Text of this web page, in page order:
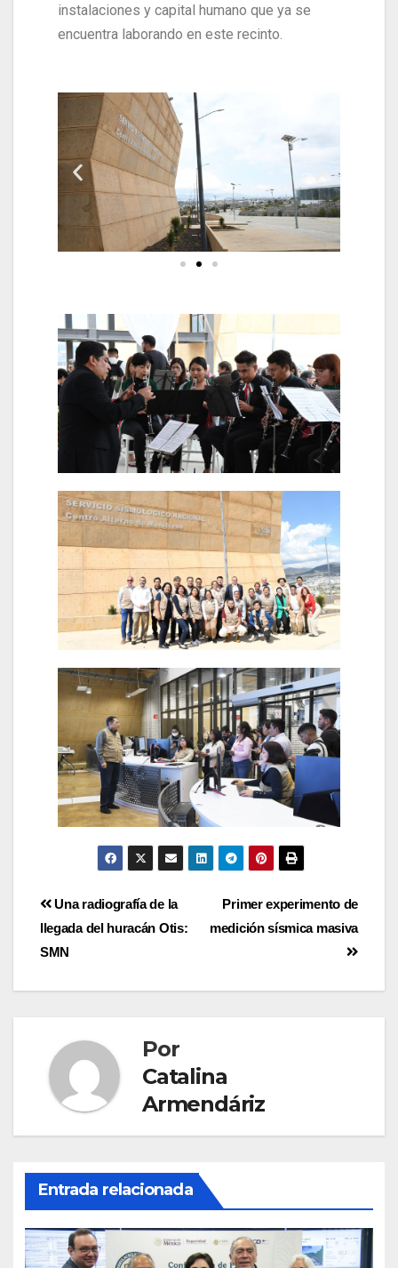
instalaciones y capital humano que ya se
encuentra laborando en este recinto.
Primer experimento de
medición sísmica masiva
Una radiografía de la
llegada del huracán Otis:
SMN
Por
Catalina
Armendáriz
Entrada relacionada